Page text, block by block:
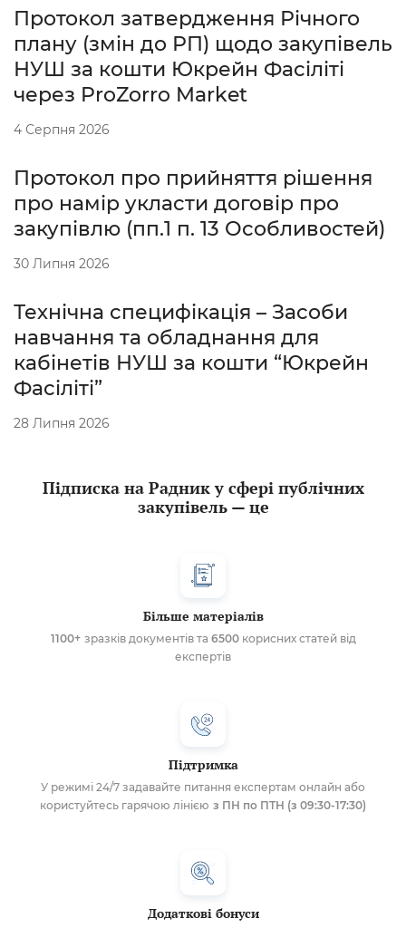
Протокол затвердження Річного
плану (змін до РП) щодо закупівель
НУШ за кошти Юкрейн Фасіліті
через ProZorro Market
4 Серпня 2026
Протокол про прийняття рішення
про намір укласти договір про
закупівлю (пп.1 п. 13 Особливостей)
30 Липня 2026
Технічна специфікація – Засоби
навчання та обладнання для
кабінетів НУШ за кошти “Юкрейн
Фасіліті”
28 Липня 2026
Підписка на Радник у сфері публічних
закупівель — це
Більше матеріалів
1100+ зразків документів та 6500корисних статей від
експертів
Підтримка
У режимі 24/7 задавайте питання експертам онлайн або
користуйтесь гарячою лінією з ПН по ПТН (з 09:30-17:30)
Додаткові бонуси